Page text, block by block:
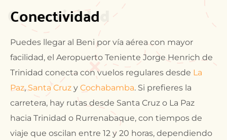
Conectividad
Conectividad
Puedes llegar al Beni por vía aérea con mayor
facilidad, el Aeropuerto Teniente Jorge Henrich de
Trinidad conecta con vuelos regulares desde La
Paz, Santa Cruz y Cochabamba. Si prefieres la
carretera, hay rutas desde Santa Cruz o La Paz
hacia Trinidad o Rurrenabaque, con tiempos de
viaje que oscilan entre 12 y 20 horas, dependiendo